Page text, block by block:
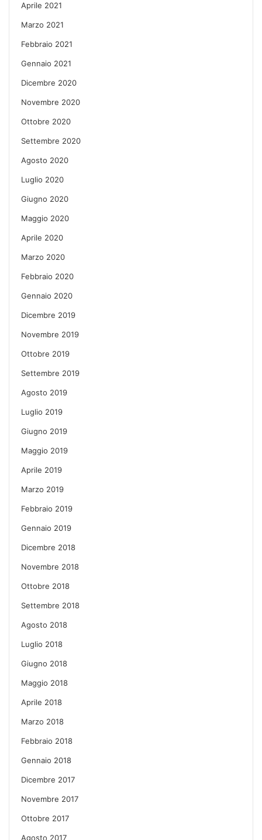
Aprile 2021
Marzo 2021
Febbraio 2021
Gennaio 2021
Dicembre 2020
Novembre 2020
Ottobre 2020
Settembre 2020
Agosto 2020
Luglio 2020
Giugno 2020
Maggio 2020
Aprile 2020
Marzo 2020
Febbraio 2020
Gennaio 2020
Dicembre 2019
Novembre 2019
Ottobre 2019
Settembre 2019
Agosto 2019
Luglio 2019
Giugno 2019
Maggio 2019
Aprile 2019
Marzo 2019
Febbraio 2019
Gennaio 2019
Dicembre 2018
Novembre 2018
Ottobre 2018
Settembre 2018
Agosto 2018
Luglio 2018
Giugno 2018
Maggio 2018
Aprile 2018
Marzo 2018
Febbraio 2018
Gennaio 2018
Dicembre 2017
Novembre 2017
Ottobre 2017
Agosto 2017